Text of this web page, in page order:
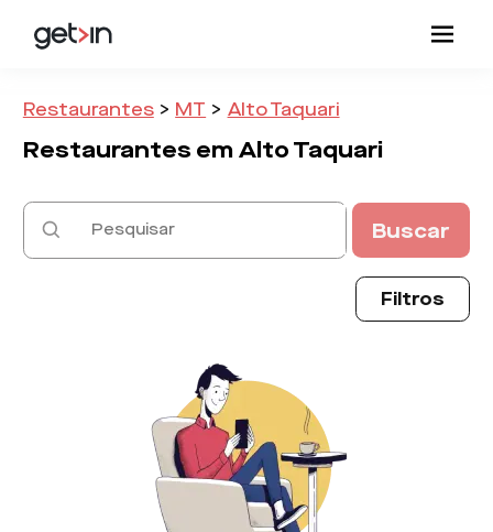
Restaurantes > MT > Alto Taquari
Restaurantes emAlto Taquari
Buscar
Filtros